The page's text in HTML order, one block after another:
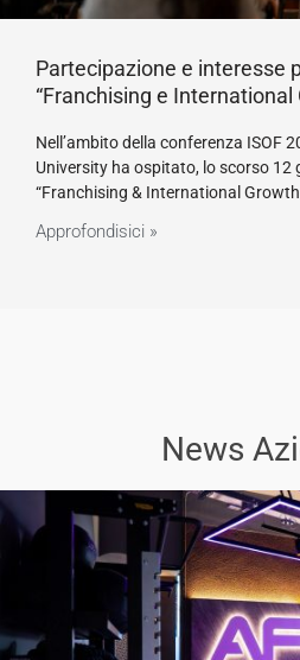
Partecipazione e interesse
“Franchising e International
Nell’ambito della conferenza ISOF
University ha ospitato, lo scorso 12
“Franchising & International
Approfondisici »
News